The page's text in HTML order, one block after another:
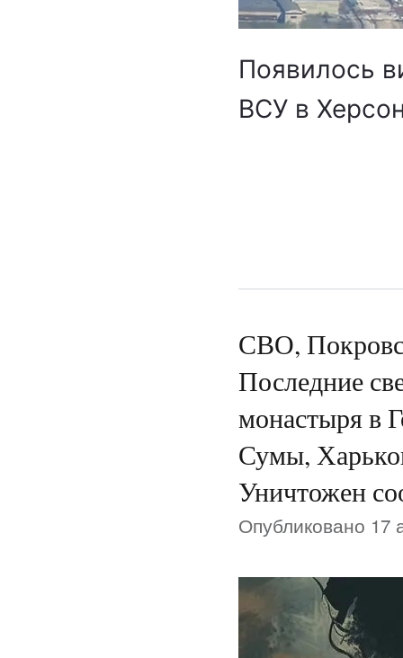
Появилось
ВСУ в
СВО,
Последние
монастыря в
Сумы,
Уничтожен
Опубликовано 17